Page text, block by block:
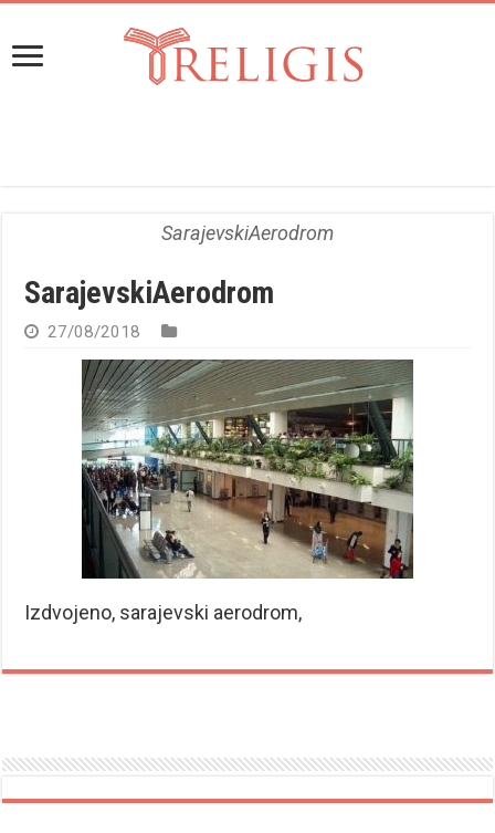
SarajevskiAerodrom
SarajevskiAerodrom
27/08/2018
Izdvojeno, sarajevski aerodrom,